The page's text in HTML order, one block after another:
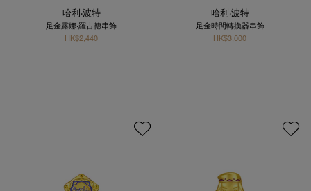
哈利‧波特
足金露娜‧羅古德串飾
HK$2,440
哈利‧波特
足金時間轉換器串飾
HK$3,000